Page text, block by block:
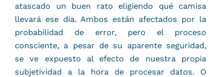
atascado un buen rato eligiendo qué camisa
llevará ese día. Ambos están afectados por la
probabilidad de error, pero el proceso
consciente, a pesar de su aparente seguridad,
se ve expuesto al efecto de nuestra propia
subjetividad a la hora de procesar datos. O